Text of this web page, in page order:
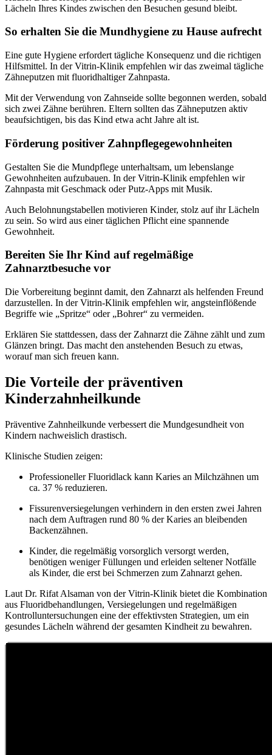
Lächeln Ihres Kindes zwischen den Besuchen gesund bleibt.
So erhalten Sie die Mundhygiene zu Hause aufrecht
Eine gute Hygiene erfordert tägliche Konsequenz und die richtigen
Hilfsmittel. In der Vitrin-Klinik empfehlen wir das zweimal tägliche
Zähneputzen mit fluoridhaltiger Zahnpasta.
Mit der Verwendung von Zahnseide sollte begonnen werden, sobald
sich zwei Zähne berühren. Eltern sollten das Zähneputzen aktiv
beaufsichtigen, bis das Kind etwa acht Jahre alt ist.
Förderung positiver Zahnpflegegewohnheiten
Gestalten Sie die Mundpflege unterhaltsam, um lebenslange
Gewohnheiten aufzubauen. In der Vitrin-Klinik empfehlen wir
Zahnpasta mit Geschmack oder Putz-Apps mit Musik.
Auch Belohnungstabellen motivieren Kinder, stolz auf ihr Lächeln
zu sein. So wird aus einer täglichen Pflicht eine spannende
Gewohnheit.
Bereiten Sie Ihr Kind auf regelmäßige
Zahnarztbesuche vor
Die Vorbereitung beginnt damit, den Zahnarzt als helfenden Freund
darzustellen. In der Vitrin-Klinik empfehlen wir, angsteinflößende
Begriffe wie „Spritze“ oder „Bohrer“ zu vermeiden.
Erklären Sie stattdessen, dass der Zahnarzt die Zähne zählt und zum
Glänzen bringt. Das macht den anstehenden Besuch zu etwas,
worauf man sich freuen kann.
Die Vorteile der präventiven
Kinderzahnheilkunde
Präventive Zahnheilkunde verbessert die Mundgesundheit von
Kindern nachweislich drastisch.
Klinische Studien zeigen:
Professioneller Fluoridlack kann Karies an Milchzähnen um
ca. 37 % reduzieren.
Fissurenversiegelungen verhindern in den ersten zwei Jahren
nach dem Auftragen rund 80 % der Karies an bleibenden
Backenzähnen.
Kinder, die regelmäßig vorsorglich versorgt werden,
benötigen weniger Füllungen und erleiden seltener Notfälle
als Kinder, die erst bei Schmerzen zum Zahnarzt gehen.
Laut Dr. Rifat Alsaman von der Vitrin-Klinik bietet die Kombination
aus Fluoridbehandlungen, Versiegelungen und regelmäßigen
Kontrolluntersuchungen eine der effektivsten Strategien, um ein
gesundes Lächeln während der gesamten Kindheit zu bewahren.